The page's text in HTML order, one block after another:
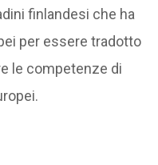
finlandesi che ha
per essere tradotto
le competenze di